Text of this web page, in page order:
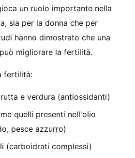
un ruolo importante nella
sia per la donna che per
hanno dimostrato che una
migliorare la fertilità.
fertilità:
e verdura (antiossidanti)
quelli presenti nell'olio
pesce azzurro)
(carboidrati complessi)